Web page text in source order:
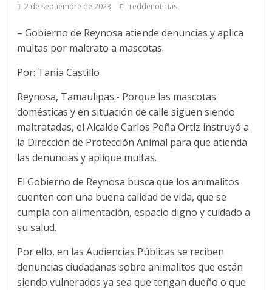
2 de septiembre de 2023 reddenoticias
– Gobierno de Reynosa atiende denuncias y aplica
multas por maltrato a mascotas.
Por: Tania Castillo
Reynosa, Tamaulipas.- Porque las mascotas
domésticas y en situación de calle siguen siendo
maltratadas, el Alcalde Carlos Peña Ortiz instruyó a
la Dirección de Protección Animal para que atienda
las denuncias y aplique multas.
El Gobierno de Reynosa busca que los animalitos
cuenten con una buena calidad de vida, que se
cumpla con alimentación, espacio digno y cuidado a
su salud.
Por ello, en las Audiencias Públicas se reciben
denuncias ciudadanas sobre animalitos que están
siendo vulnerados ya sea que tengan dueño o que